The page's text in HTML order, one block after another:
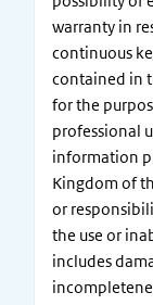
warranty in
continuous
contained in
for the
professional
information
Kingdom of
or
the use or
includes